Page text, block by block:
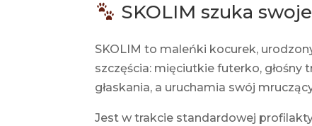
SKOLIM szuka
SKOLIM to maleńki kocurek,
szczęścia: mięciutkie futerko, głośny
głaskania, a uruchamia swój
Jest w trakcie standardowej